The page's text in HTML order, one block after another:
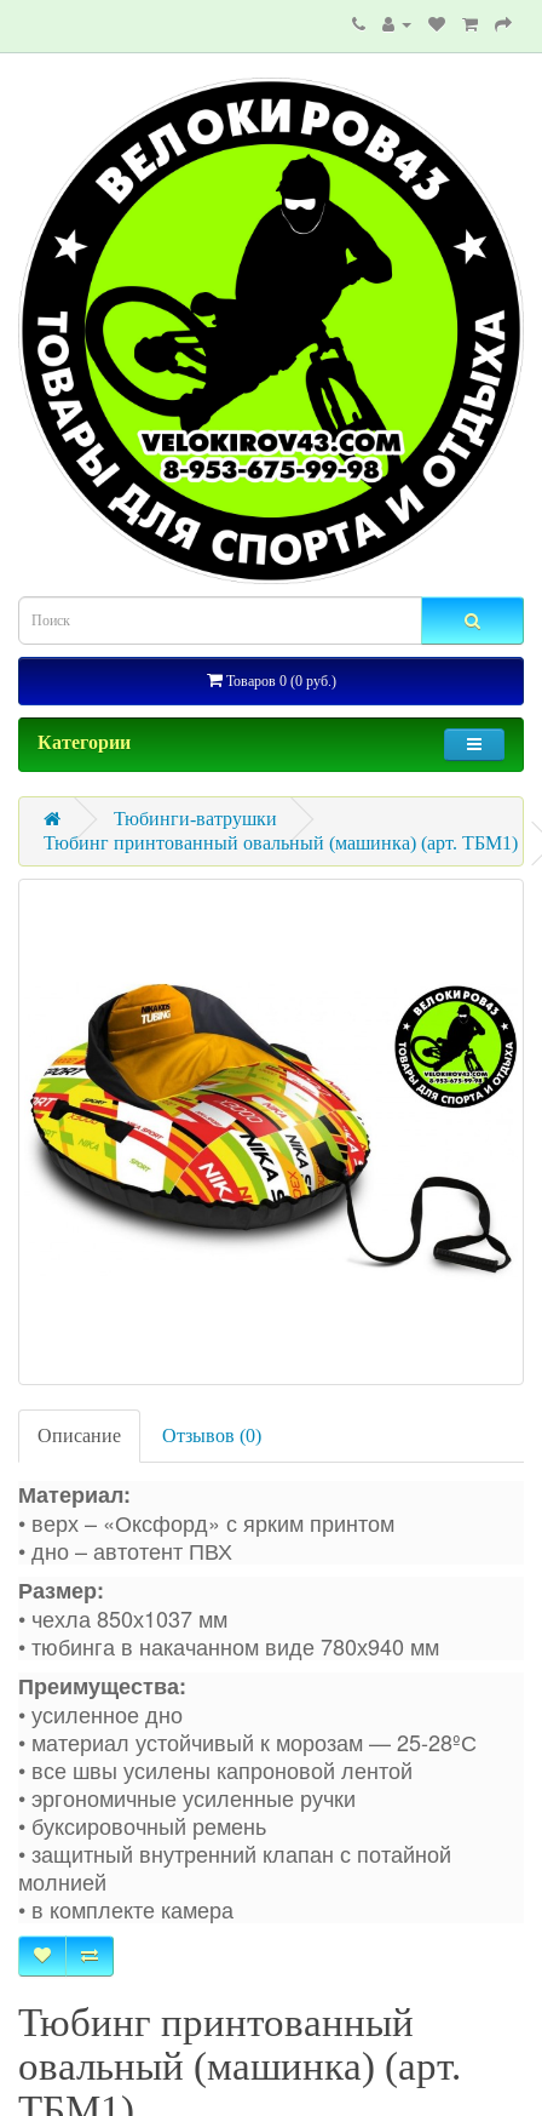
Товаров 0 (0 руб.)
Категории
Тюбинги-ватрушки
Тюбинг принтованный овальный (машинка) (арт. ТБМ1)
Описание Отзывов (0)
Материал:
• верх – «Оксфорд» с ярким принтом
• дно – автотент ПВХ
Размер:
• чехла 850х1037 мм
• тюбинга в накачанном виде 780х940 мм
Преимущества:
• усиленное дно
• материал устойчивый к морозам — 25-28ºС
• все швы усилены капроновой лентой
• эргономичные усиленные ручки
• буксировочный ремень
• защитный внутренний клапан с потайной
молнией
• в комплекте камера
Тюбинг принтованный
овальный (машинка) (арт.